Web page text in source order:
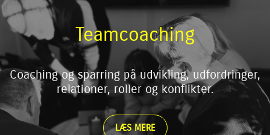
Teamcoaching
Coaching og sparring på udvikling, udfordringer,
relationer, roller og konflikter.
LÆS MERE